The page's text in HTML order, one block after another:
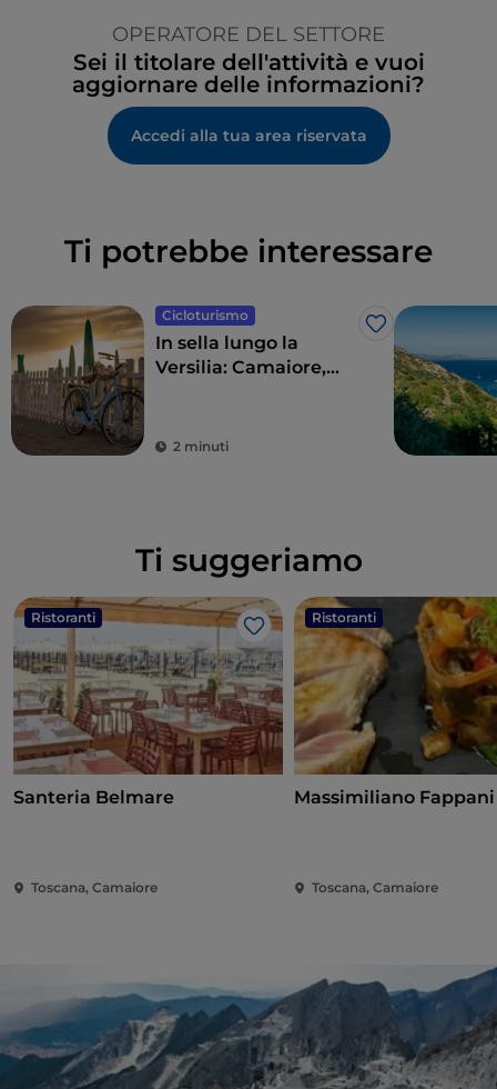
OPERATORE DEL SETTORE
Sei il titolare dell'attività e vuoi
aggiornare delle informazioni?
Accedi alla tua area riservata
Ti potrebbe interessare
Cicloturismo
Like
In sella lungo la
Versilia: Camaiore,
2 minuti
Ti suggeriamo
Ristoranti
Like
Santeria Belmare
Toscana, Camaiore
Ristoranti
Massimiliano Fappani
Toscana, Camaiore